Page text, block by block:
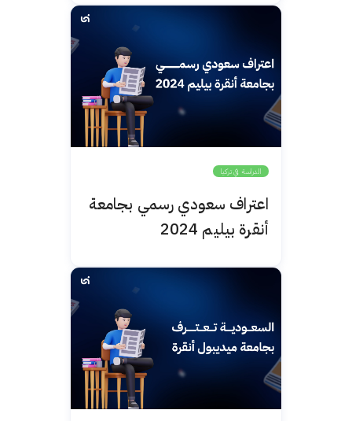
الدراسة في تركيا
اعتراف سعودي رسمي بجامعة
أنقرة بيليم 2024